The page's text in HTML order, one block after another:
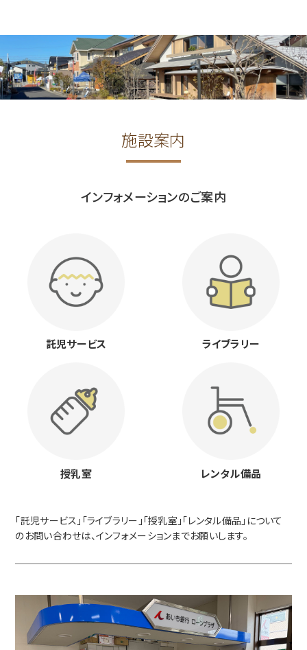
施設案内
インフォメーションのご案内
託児サービス ライブラリー
授乳室 レンタル備品
「託児サービス」「ライブラリー」「授乳室」「レンタル備品」について
のお問い合わせは、インフォメーションまでお願いします。